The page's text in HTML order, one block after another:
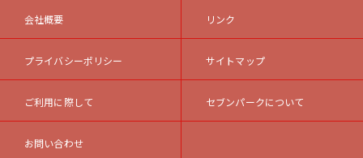
会社概要
プライバシーポリシー
ご利用に際して
お問い合わせ
リンク
サイトマップ
セブンパークについて